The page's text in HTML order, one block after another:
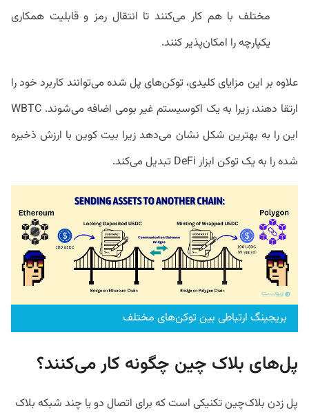
مختلف با هم کار می‌کنند تا انتقال رمز و قابلیت همکاری
یکپارچه را امکان‌پذیر کنند.
علاوه بر این مزایای کلیدی، توکن‎‌های پل شده می‌توانند کاربرد خود را
ارتقا دهند، زیرا به یک اکوسیستم غیر بومی اضافه می‌شوند. WBTC
این را به بهترین شکل نشان می‌دهد زیرا بیت کوین با ارزش ذخیره
شده را به یک توکن ابزار DeFi تبدیل می‌کند.
بریجینگ ارتباطی بین توکن‌های مختلف
پل‌های بلاک چین چگونه کار می‌کنند؟
پل زدن بلاک‌چین تکنیکی است که برای اتصال دو یا چند شبکه بلاک